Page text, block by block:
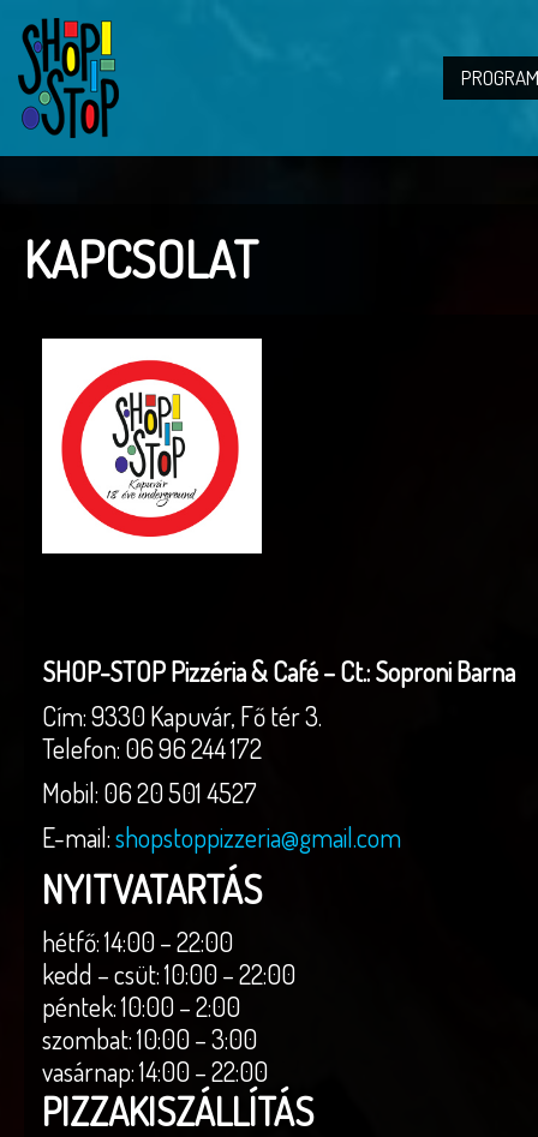
KAPCSOLAT
SHOP-STOP Pizzéria & Café – Ct.: Soproni Barna
Cím: 9330 Kapuvár, Fő tér 3.
Telefon: 06 96 244 172
Mobil: 06 20 501 4527
E-mail:shopstoppizzeria@gmail.com
NYITVATARTÁS
hétfő:14:00 – 22:00
kedd – csüt:10:00 – 22:00
péntek:10:00 – 2:00
szombat:10:00 – 3:00
vasárnap:14:00 – 22:00
PIZZAKISZÁLLÍTÁS